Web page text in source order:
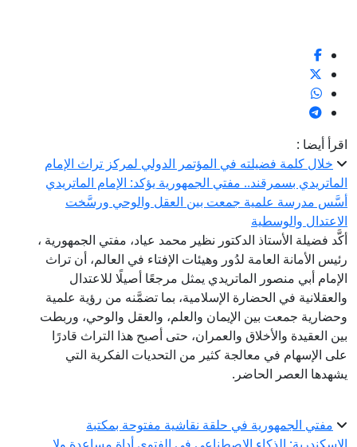
اقرأ أيضا :
خلال كلمة فضيلته في المؤتمر الدولي لمركز تراث الإمام
الماتريدي بسمرقند.. مفتي الجمهورية يؤكد: الإمام الماتريدي
أسَّس مدرسة علمية جمعت بين العقل والوحي ورسَّخت
الاعتدال والوسطية
أكَّد فضيلة الأستاذ الدكتور نظير محمد عياد، مفتي الجمهورية ،
رئيس الأمانة العامة لدُور وهيئات الإفتاء في العالم، أن تراث
الإمام أبي منصور الماتريدي يمثل مرجعًا أصيلًا للاعتدال
والعقلانية في الحضارة الإسلامية، بما تضمَّنه من رؤية علمية
وحضارية جمعت بين الإيمان والعلم، والعقل والوحي، وربطت
بين العقيدة والأخلاق والعمران، حتى أصبح هذا التراث قادرًا
على الإسهام في معالجة كثير من التحديات الفكرية التي
يشهدها العصر الحاضر.
مفتي الجمهورية في حلقة نقاشية مفتوحة بمكتبة